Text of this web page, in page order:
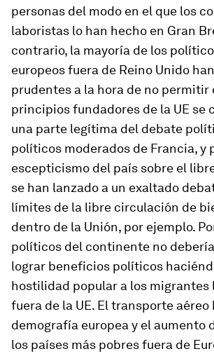
personas del modo en el que los
laboristas lo han hecho en Gran
contrario, la mayoría de los
europeos fuera de Reino Unido
prudentes a la hora de no permitir
principios fundadores de la UE se
una parte legítima del debate
políticos moderados de Francia, y
escepticismo del país sobre el
se han lanzado a un exaltado
límites de la libre circulación de
dentro de la Unión, por ejemplo.
políticos del continente no
lograr beneficios políticos
hostilidad popular a los migrantes
fuera de la UE. El transporte aéreo
demografía europea y el aumento
los países más pobres fuera de